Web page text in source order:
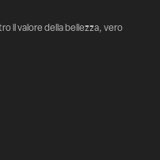
il valore della bellezza, vero